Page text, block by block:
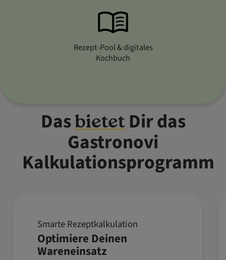
Rezept-Pool & digitales
Kochbuch
DasbietetDir das
Gastronovi
Kalkulationsprogramm
Erfasse Rezepte samt
Zutatenmengen und berechne
automatisch die optimale
Smarte Rezeptkalkulation
Optimiere Deinen
Wareneinsatz